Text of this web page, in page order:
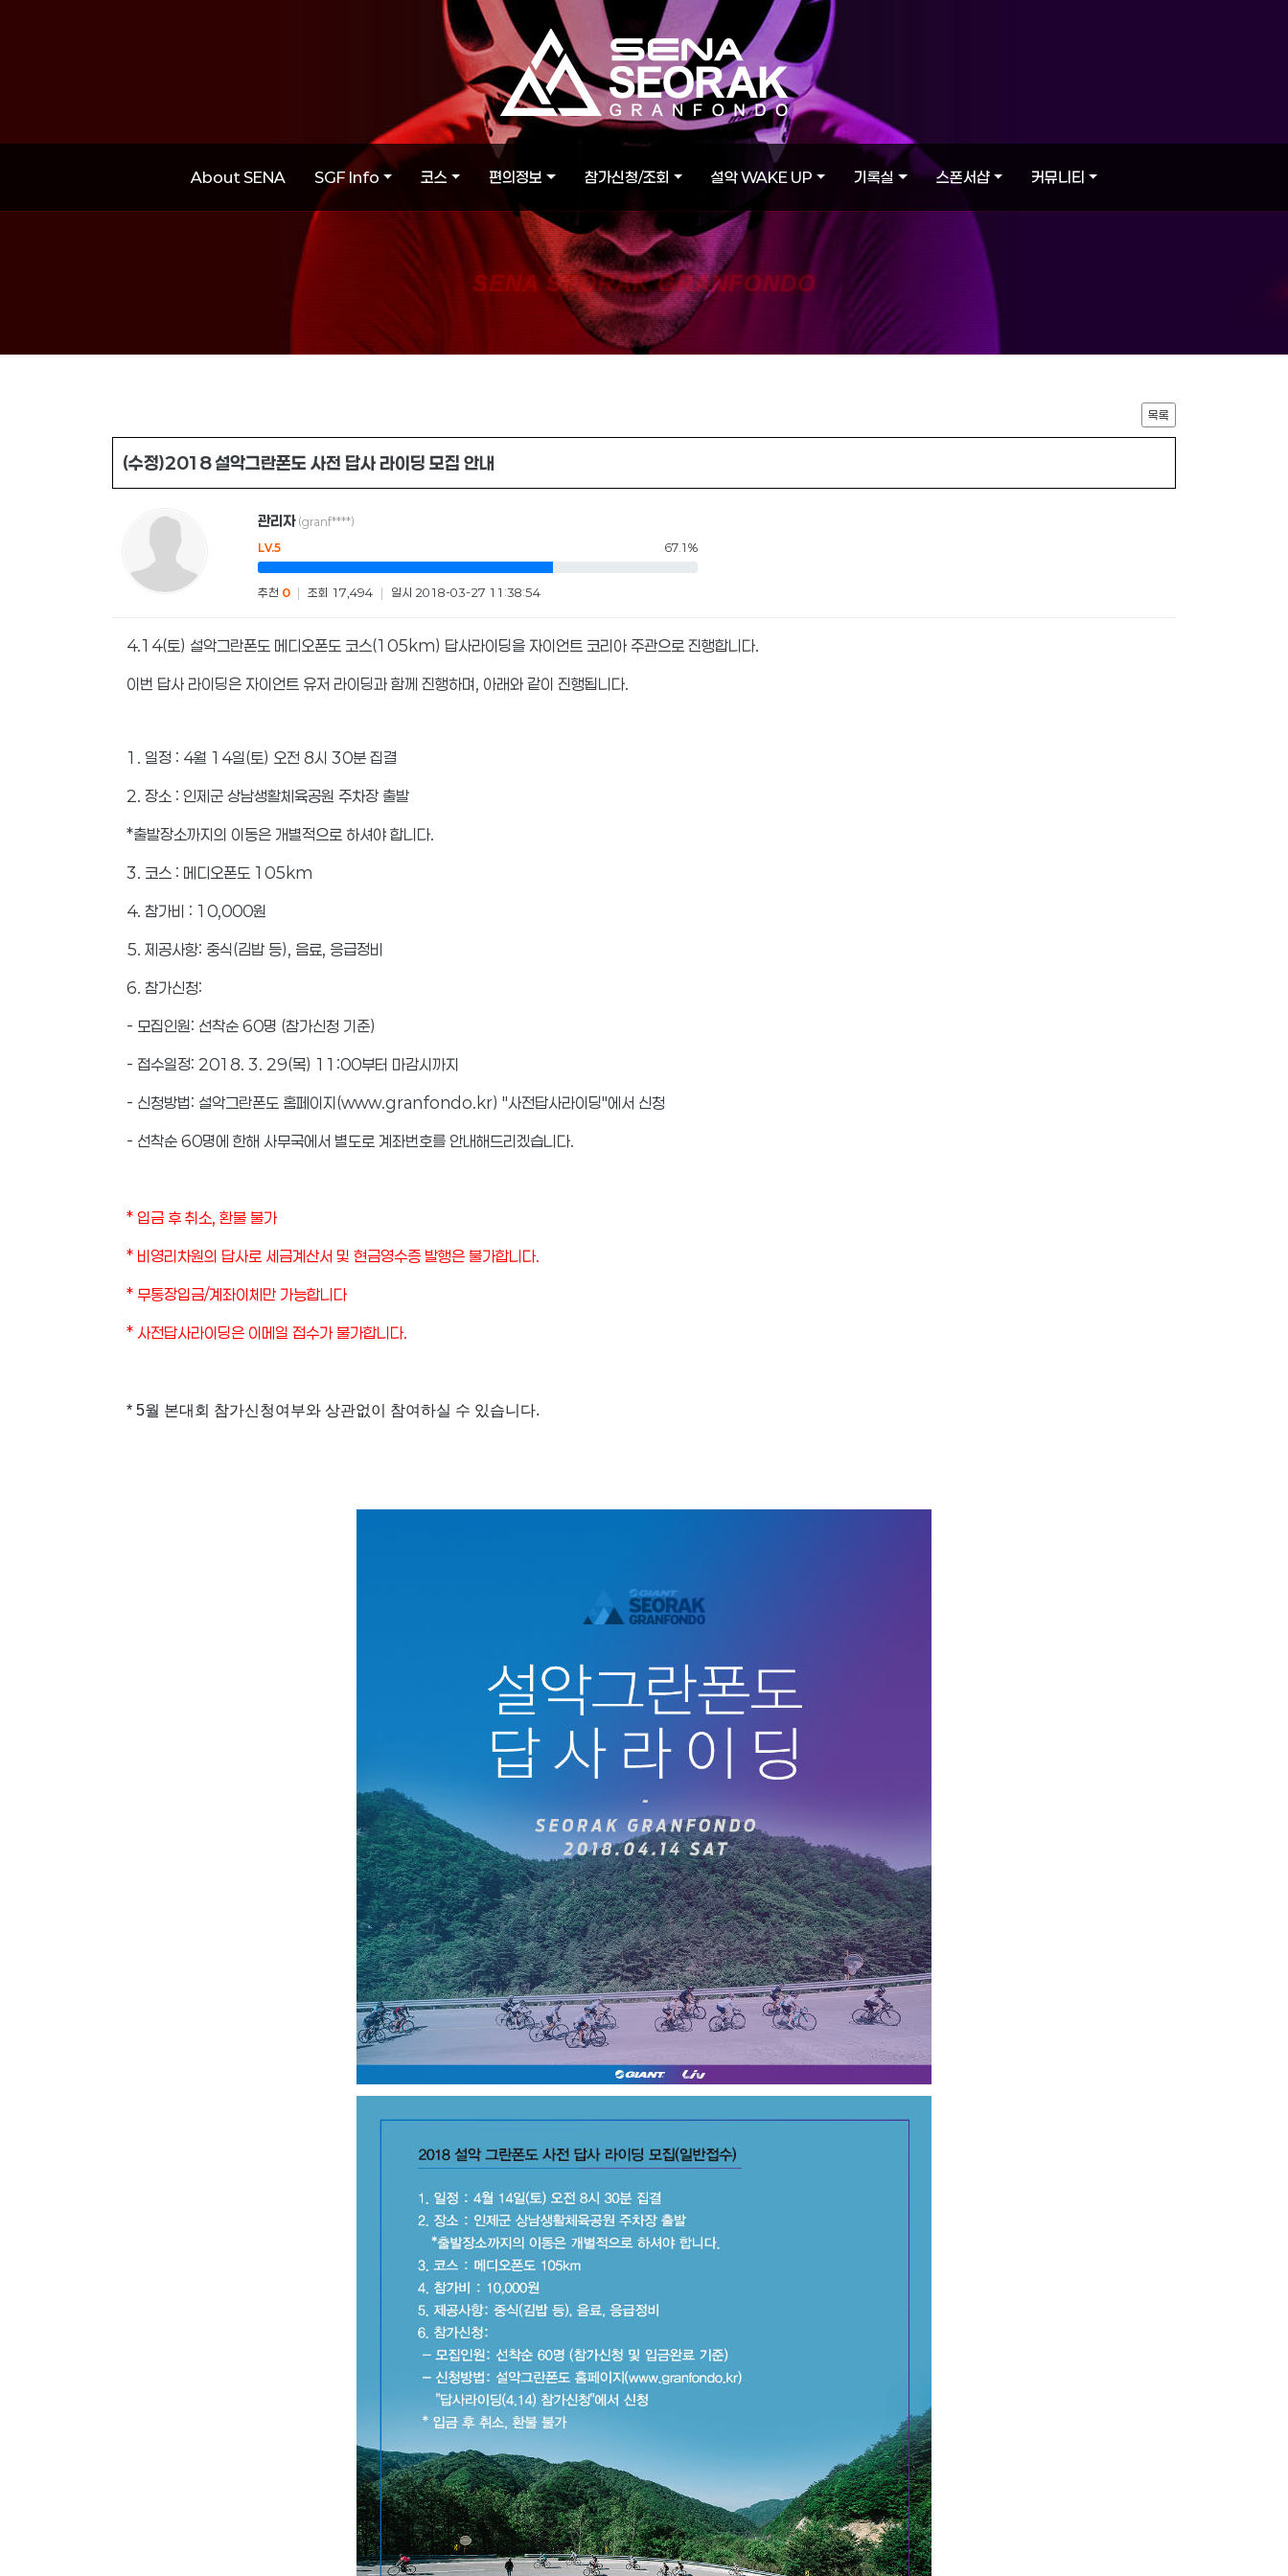
About SENA SGF Info 코스 편의정보 참가신청/조회 설악 WAKE UP 기록실 스폰서샵 커뮤니티
SENA SEORAK GRANFONDO
목록
(수정)2018 설악그란폰도 사전 답사 라이딩 모집 안내
관리자 (granf****)
LV.5 67.1%
추천 0 조회 17,494 일시 2018-03-27 11:38:54
4.14(토) 설악그란폰도 메디오폰도 코스(105km) 답사라이딩을 자이언트 코리아 주관으로 진행합니다.
이번 답사 라이딩은 자이언트 유저 라이딩과 함께 진행하며, 아래와 같이 진행됩니다.
1. 일정 : 4월 14일(토) 오전 8시 30분 집결
2. 장소 : 인제군 상남생활체육공원 주차장 출발
*출발장소까지의 이동은 개별적으로 하셔야 합니다.
3. 코스 : 메디오폰도 105km
4. 참가비 : 10,000원
5. 제공사항: 중식(김밥 등), 음료, 응급정비
6. 참가신청:
- 모집인원: 선착순 60명 (참가신청 기준)
- 접수일정: 2018. 3. 29(목) 11:00부터 마감시까지
- 신청방법: 설악그란폰도 홈페이지(www.granfondo.kr) "사전답사라이딩"에서 신청
- 선착순 60명에 한해 사무국에서 별도로 계좌번호를 안내해드리겠습니다.
* 입금 후 취소, 환불 불가
* 비영리차원의 답사로 세금계산서 및 현금영수증 발행은 불가합니다.
* 무통장입금/계좌이체만 가능합니다
* 사전답사라이딩은 이메일 접수가 불가합니다.
* 5월 본대회 참가신청여부와 상관없이 참여하실 수 있습니다.